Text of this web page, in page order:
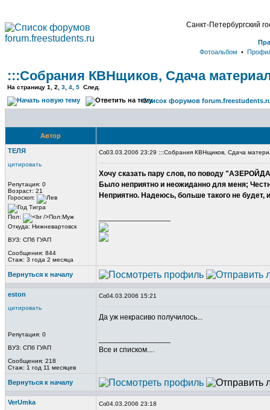
Санкт-Петербургский
Фотоальбом •
:::Собрания КВНщиков, Сдача
На страницу 1 , 2, 3 4 5 След.
Список форумов
Автор
ТЕЛЯ
цитировать
Репутация: 0
Возраст: 21
Гороскоп:
Пол:
Откуда: Нижневартовск
ВУЗ: СПб ГУАП
Сообщения: 844
Стаж: 3 года 2 месяца
03.03.2006 23:29 :::Собрания КВНщиков, Сдача
Хочу сказать пару слов, по поводу
Было неприятно и неожиданно для меня;
Неприятно. Надеюсь, больше такого не
Вернуться к началу
eston
цитировать
Репутация: 0
ВУЗ: СПб ГУАП
Сообщения: 218
Стаж: 1 год 11 месяцев
04.03.2006 15:21
Да уж некрасиво получилось...
Все и списком....
Вернуться к началу
VerUmka 04.03.2006 23:18